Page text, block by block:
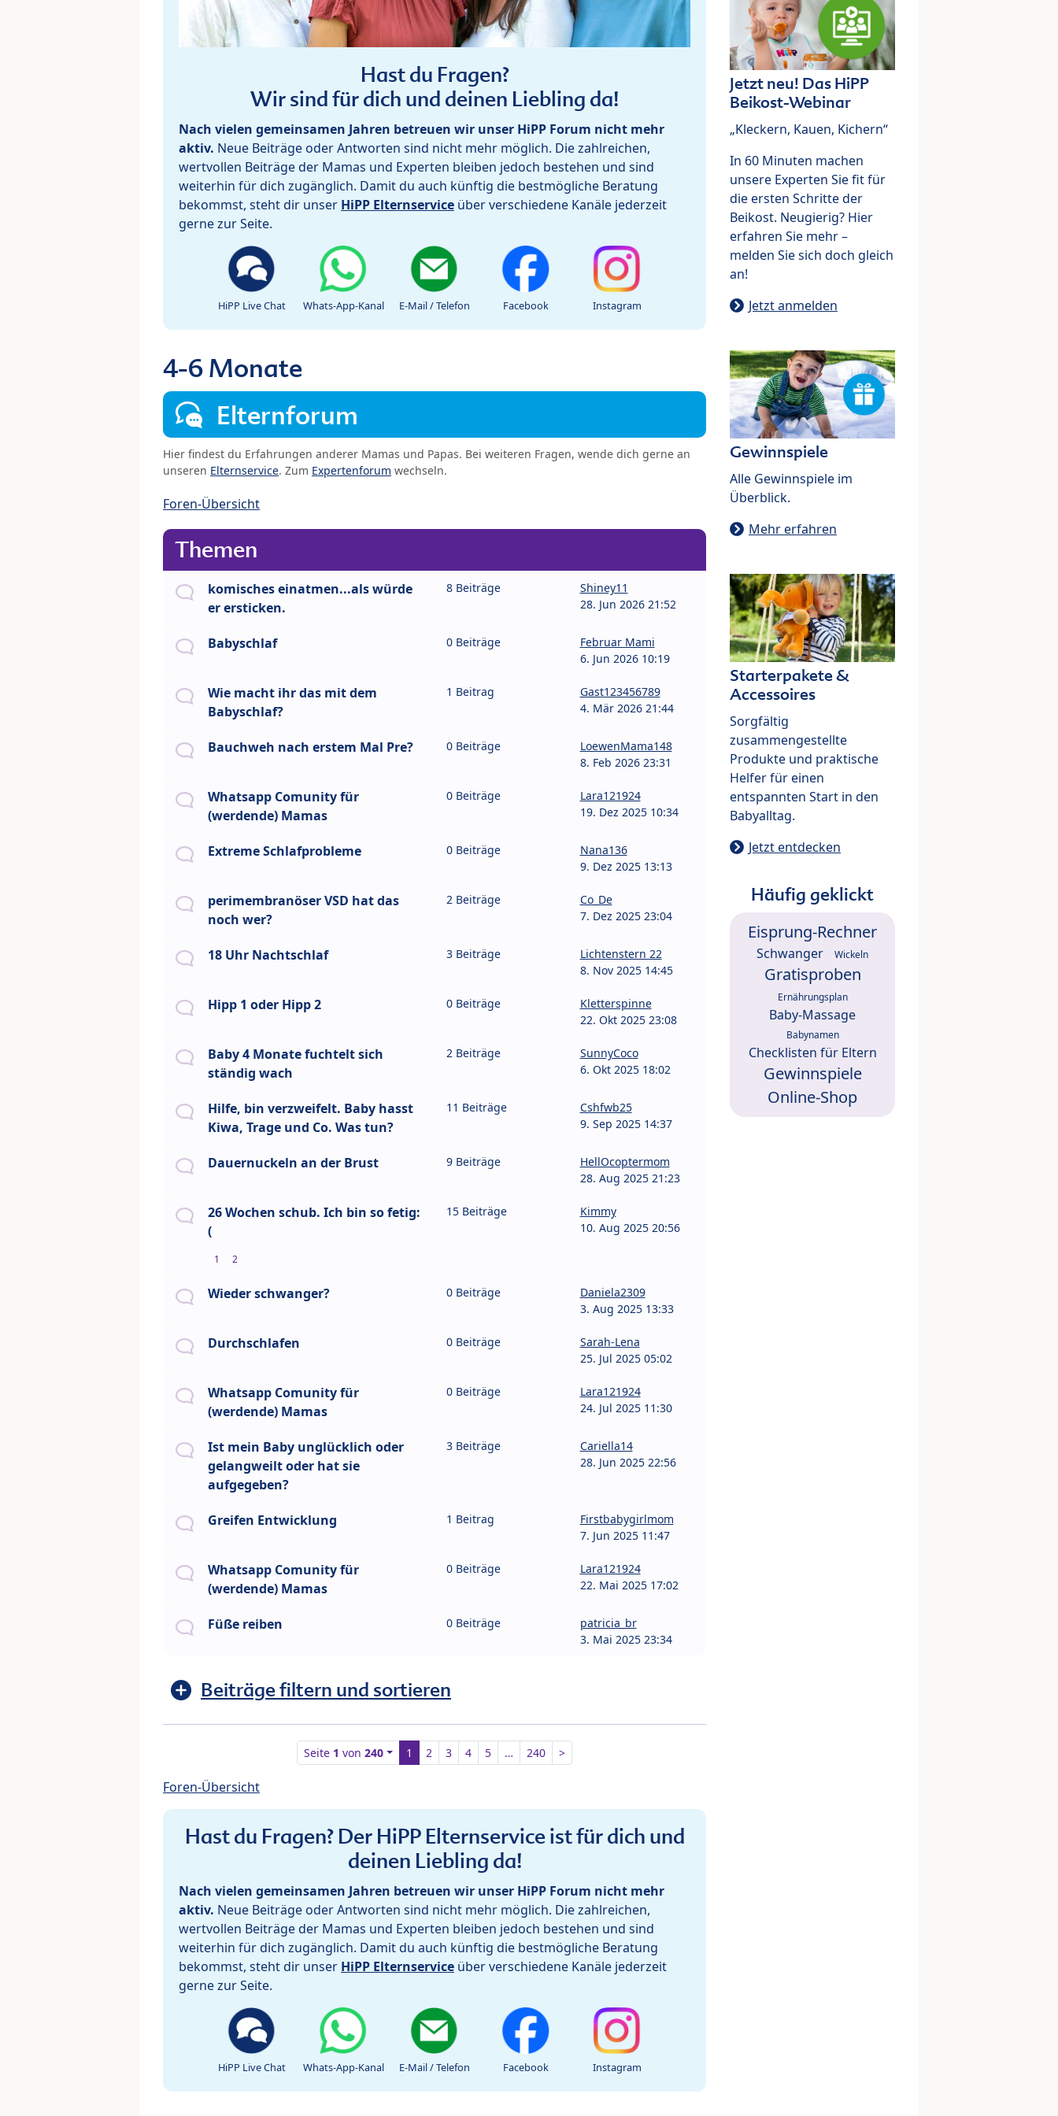
Hast du Fragen?
Wir sind für dich und deinen Liebling da!
Nach vielen gemeinsamen Jahren betreuen wir unser HiPP Forum nicht mehr
aktiv. Neue Beiträge oder Antworten sind nicht mehr möglich. Die zahlreichen,
wertvollen Beiträge der Mamas und Experten bleiben jedoch bestehen und sind
weiterhin für dich zugänglich. Damit du auch künftig die bestmögliche Beratung
bekommst, steht dir unser HiPP Elternservice über verschiedene Kanäle jederzeit
gerne zur Seite.
HiPP Live Chat Whats-App-Kanal E-Mail / Telefon Facebook Instagram
4-6 Monate
Elternforum
Hier findest du Erfahrungen anderer Mamas und Papas. Bei weiteren Fragen, wende dich gerne an
unseren Elternservice. Zum Expertenforum wechseln.
Foren-Übersicht
Themen
komisches einatmen...als würde
er ersticken.
8 Beiträge
Shiney11
28. Jun 2026 21:52
Babyschlaf 0 Beiträge
Februar Mami
6. Jun 2026 10:19
Wie macht ihr das mit dem
Babyschlaf?
1 Beitrag
Gast123456789
4. Mär 2026 21:44
Bauchweh nach erstem Mal Pre? 0 Beiträge
LoewenMama148
8. Feb 2026 23:31
Whatsapp Comunity für
(werdende) Mamas
0 Beiträge
Lara121924
19. Dez 2025 10:34
Extreme Schlafprobleme 0 Beiträge
Nana136
9. Dez 2025 13:13
perimembranöser VSD hat das
noch wer?
2 Beiträge
Co_De
7. Dez 2025 23:04
18 Uhr Nachtschlaf 3 Beiträge
Lichtenstern 22
8. Nov 2025 14:45
Hipp 1 oder Hipp 2 0 Beiträge
Kletterspinne
22. Okt 2025 23:08
Baby 4 Monate fuchtelt sich
ständig wach
2 Beiträge
SunnyCoco
6. Okt 2025 18:02
Hilfe, bin verzweifelt. Baby hasst
Kiwa, Trage und Co. Was tun?
11 Beiträge
Cshfwb25
9. Sep 2025 14:37
Dauernuckeln an der Brust 9 Beiträge
HellOcoptermom
28. Aug 2025 21:23
26 Wochen schub. Ich bin so fetig:
(
1 2
15 Beiträge
Kimmy
10. Aug 2025 20:56
Wieder schwanger? 0 Beiträge
Daniela2309
3. Aug 2025 13:33
Durchschlafen 0 Beiträge
Sarah-Lena
25. Jul 2025 05:02
Whatsapp Comunity für
(werdende) Mamas
0 Beiträge
Lara121924
24. Jul 2025 11:30
Ist mein Baby unglücklich oder
gelangweilt oder hat sie
aufgegeben?
3 Beiträge
Cariella14
28. Jun 2025 22:56
Greifen Entwicklung 1 Beitrag
Firstbabygirlmom
7. Jun 2025 11:47
Whatsapp Comunity für
(werdende) Mamas
0 Beiträge
Lara121924
22. Mai 2025 17:02
Füße reiben 0 Beiträge
patricia_br
3. Mai 2025 23:34
Beiträge filtern und sortieren
Seite 1 von240 1 2 3 4 5 … 240 >
Foren-Übersicht
Hast du Fragen? Der HiPP Elternservice ist für dich und
deinen Liebling da!
Nach vielen gemeinsamen Jahren betreuen wir unser HiPP Forum nicht mehr
aktiv. Neue Beiträge oder Antworten sind nicht mehr möglich. Die zahlreichen,
wertvollen Beiträge der Mamas und Experten bleiben jedoch bestehen und sind
weiterhin für dich zugänglich. Damit du auch künftig die bestmögliche Beratung
bekommst, steht dir unser HiPP Elternservice über verschiedene Kanäle jederzeit
gerne zur Seite.
HiPP Live Chat Whats-App-Kanal E-Mail / Telefon Facebook Instagram
Jetzt neu! Das HiPP
Beikost-Webinar
„Kleckern, Kauen, Kichern“
In 60 Minuten machen
unsere Experten Sie fit für
die ersten Schritte der
Beikost. Neugierig? Hier
erfahren Sie mehr –
melden Sie sich doch gleich
an!
Jetzt anmelden
Gewinnspiele
Alle Gewinnspiele im
Überblick.
Mehr erfahren
Starterpakete &
Accessoires
Sorgfältig
zusammengestellte
Produkte und praktische
Helfer für einen
entspannten Start in den
Babyalltag.
Jetzt entdecken
Häufig geklickt
Eisprung-Rechner
Schwanger Wickeln
Gratisproben
Ernährungsplan
Baby-Massage
Babynamen
Checklisten für Eltern
Gewinnspiele
Online-Shop